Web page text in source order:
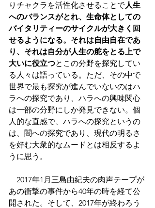
りチャクラを活性化させることで人生
へのバランスがとれ、生命体としての
バイタリティーのサイクルが大きく回
せるようになる。それは自由自在であ
り、それは自分が人生の舵をとる上で
大いに役立つとこの分野を探究してい
る人々は語っている。ただ、その中で
世界で最も探究が進んでいないのはハ
ラへの探究であり、ハラへの興味関心
は一部の分野にしか発見できない。個
人的な直感で、ハラへの探究というの
は、闇への探究であり、現代の明るさ
を好む大衆的なムードとは相反するよ
うに思う。
2017年1月三島由紀夫の肉声テープが
あの衝撃の事件から40年の時を経て公
開された。そして、2017年が終わろう